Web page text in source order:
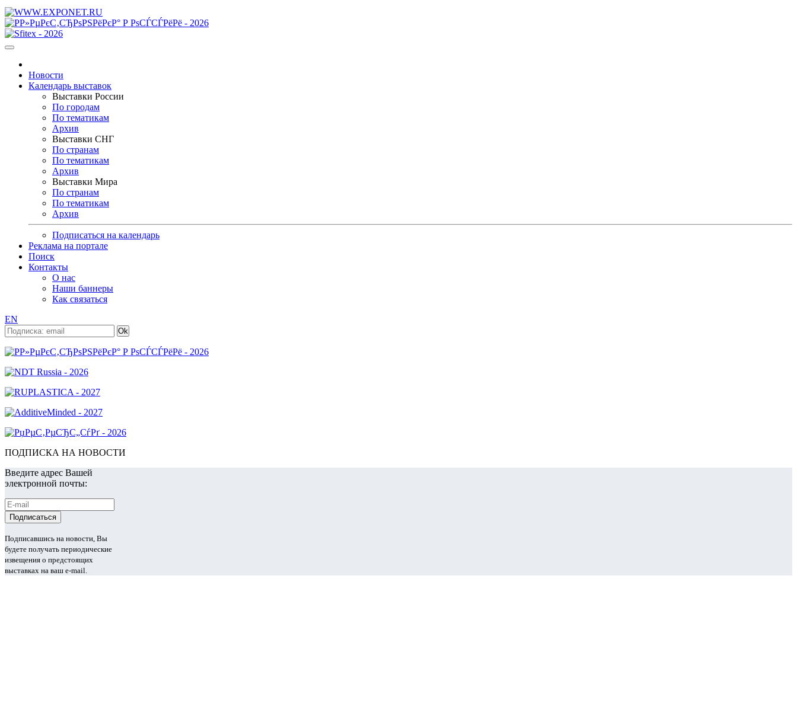
Новости
Календарь выставок
Выставки России
По городам
По тематикам
Архив
Выставки СНГ
По странам
По тематикам
Архив
Выставки Мира
По странам
По тематикам
Архив
Подписаться на календарь
Реклама на портале
Поиск
Контакты
О нас
Наши баннеры
Как связаться
EN
ПОДПИСКА НА НОВОСТИ
Введите адрес Вашей
электронной почты:
Подписавшись на новости, Вы
будете получать периодические
извещения о предстоящих
выставках на ваш e-mail.